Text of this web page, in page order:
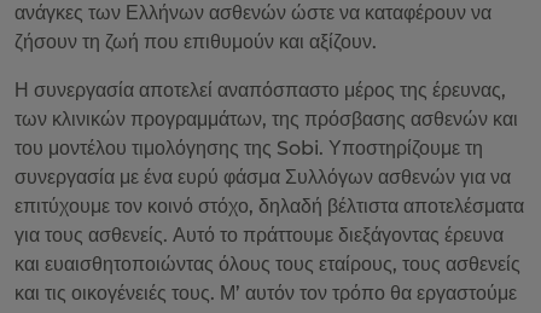
ανάγκες των Ελλήνων ασθενών ώστε να καταφέρουν να
ζήσουν τη ζωή που επιθυμούν και αξίζουν.
Η συνεργασία αποτελεί αναπόσπαστο μέρος της έρευνας,
των κλινικών προγραμμάτων, της πρόσβασης ασθενών και
του μοντέλου τιμολόγησης της Sobi. Υποστηρίζουμε τη
συνεργασία με ένα ευρύ φάσμα Συλλόγων ασθενών για να
επιτύχουμε τον κοινό στόχο, δηλαδή βέλτιστα αποτελέσματα
για τους ασθενείς. Αυτό το πράττουμε διεξάγοντας έρευνα
και ευαισθητοποιώντας όλους τους εταίρους, τους ασθενείς
και τις οικογένειές τους. Μ’ αυτόν τον τρόπο θα εργαστούμε